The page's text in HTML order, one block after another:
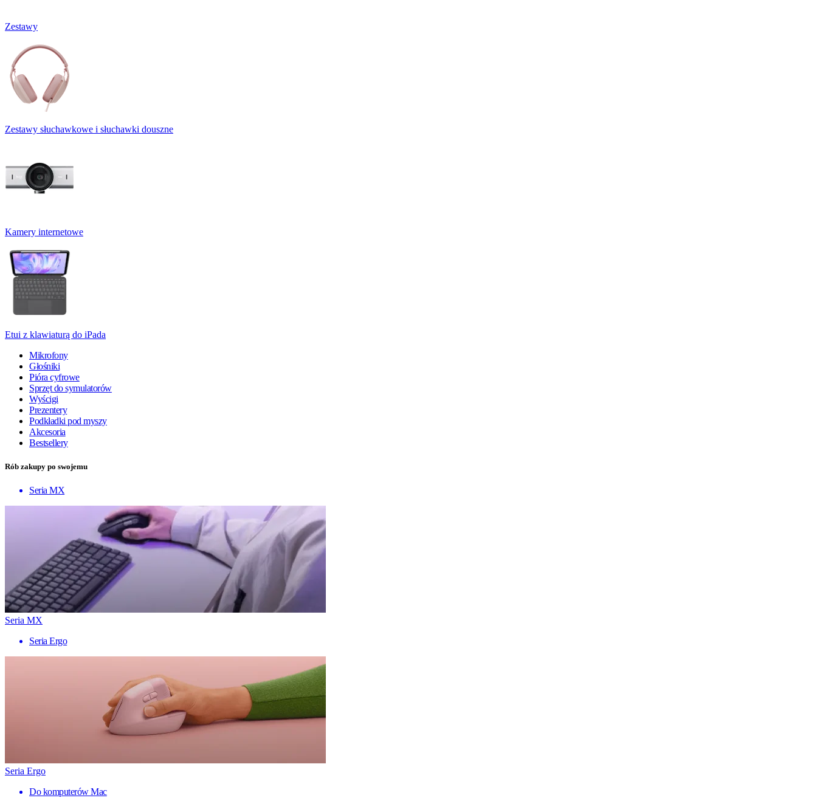
Zestawy
Zestawy słuchawkowe i słuchawki douszne
Kamery internetowe
Etui z klawiaturą do iPada
Mikrofony
Głośniki
Pióra cyfrowe
Sprzęt do symulatorów
Wyścigi
Prezentery
Podkładki pod myszy
Akcesoria
Bestsellery
Rób zakupy po swojemu
Seria MX
Seria MX
Seria Ergo
Seria Ergo
Do komputerów Mac